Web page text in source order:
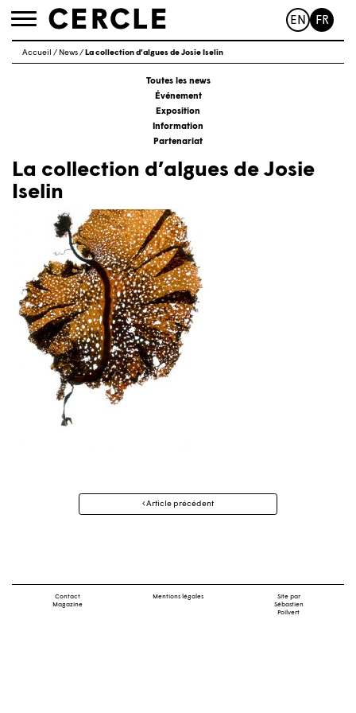
Toggle
EN FR
Accueil / News/ La collection d’algues de Josie Iselin
Toutes les news
Événement
Exposition
Information
Partenariat
La collection d’algues de Josie
Iselin
Navigation
Article précédent
Contact
Magazine
Mentions légales
Site par
Sébastien
Poilvert